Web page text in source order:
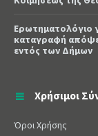
Ερωτηματολόγιο
καταγραφή
εντός των Δήμων
Χρήσιμοι
Όροι Χρήσης